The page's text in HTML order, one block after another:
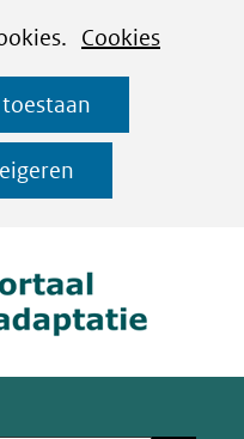
Cookies
Ga
naar
de
inhoud